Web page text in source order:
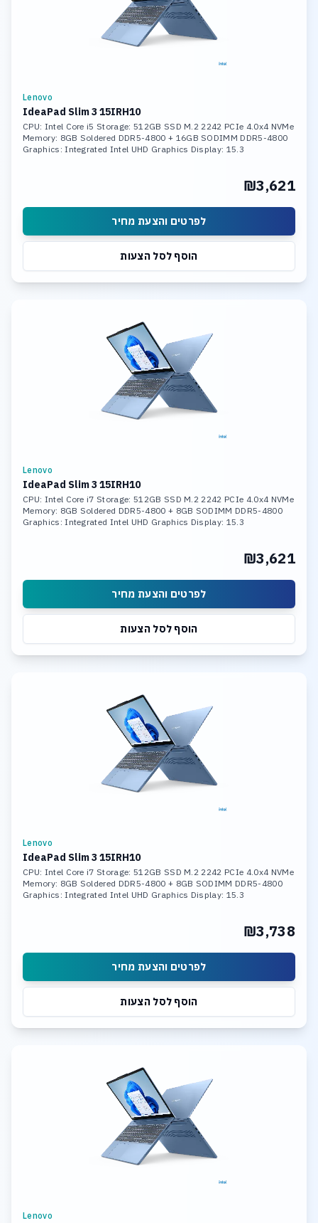
Lenovo
IdeaPad Slim 3 15IRH10
CPU: Intel Core i5 Storage: 512GB SSD M.2 2242 PCIe 4.0x4 NVMe
Memory: 8GB Soldered DDR5-4800 + 16GB SODIMM DDR5-4800
Graphics: Integrated Intel UHD Graphics Display: 15.3
₪3,621
לפרטים והצעת מחיר
הוסף לסל הצעות
Lenovo
IdeaPad Slim 3 15IRH10
CPU: Intel Core i7 Storage: 512GB SSD M.2 2242 PCIe 4.0x4 NVMe
Memory: 8GB Soldered DDR5-4800 + 8GB SODIMM DDR5-4800
Graphics: Integrated Intel UHD Graphics Display: 15.3
₪3,621
לפרטים והצעת מחיר
הוסף לסל הצעות
Lenovo
IdeaPad Slim 3 15IRH10
CPU: Intel Core i7 Storage: 512GB SSD M.2 2242 PCIe 4.0x4 NVMe
Memory: 8GB Soldered DDR5-4800 + 8GB SODIMM DDR5-4800
Graphics: Integrated Intel UHD Graphics Display: 15.3
₪3,738
לפרטים והצעת מחיר
הוסף לסל הצעות
Lenovo